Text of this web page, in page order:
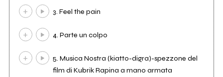
3. Feel the pain
4. Parte un colpo
5. Musica Nostra (kiatto-digra)-spezzone del
film di Kubrik Rapina a mano armata